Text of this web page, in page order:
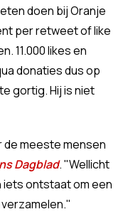
doen bij Oranje
per retweet of like
11.000 likes en
donaties dus op
gortig. Hij is niet
de meeste mensen
Dagblad. "Wellicht
ontstaat om een